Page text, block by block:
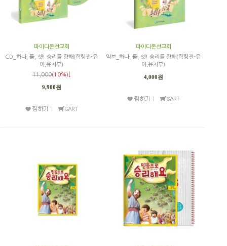
파이디온선교회
CD_하나, 둘, 셋! 승리를 향해(학령전-유
아,유치부)
11,000(10%)↓
9,900원
파이디온선교회
악보_하나, 둘, 셋! 승리를 향해(학령전-유
아,유치부)
4,000원